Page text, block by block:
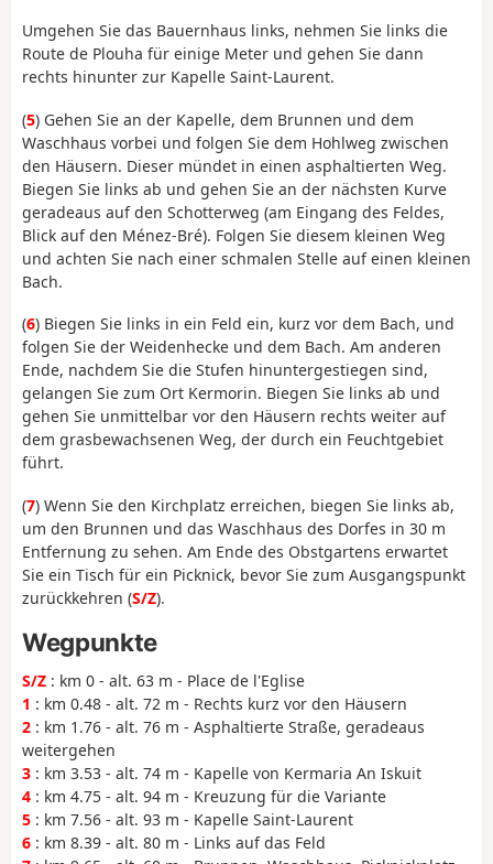
Umgehen Sie das Bauernhaus links, nehmen Sie links die
Route de Plouha für einige Meter und gehen Sie dann
rechts hinunter zur Kapelle Saint-Laurent.
(5) Gehen Sie an der Kapelle, dem Brunnen und dem
Waschhaus vorbei und folgen Sie dem Hohlweg zwischen
den Häusern. Dieser mündet in einen asphaltierten Weg.
Biegen Sie links ab und gehen Sie an der nächsten Kurve
geradeaus auf den Schotterweg (am Eingang des Feldes,
Blick auf den Ménez-Bré). Folgen Sie diesem kleinen Weg
und achten Sie nach einer schmalen Stelle auf einen kleinen
Bach.
(6) Biegen Sie links in ein Feld ein, kurz vor dem Bach, und
folgen Sie der Weidenhecke und dem Bach. Am anderen
Ende, nachdem Sie die Stufen hinuntergestiegen sind,
gelangen Sie zum Ort Kermorin. Biegen Sie links ab und
gehen Sie unmittelbar vor den Häusern rechts weiter auf
dem grasbewachsenen Weg, der durch ein Feuchtgebiet
führt.
(7) Wenn Sie den Kirchplatz erreichen, biegen Sie links ab,
um den Brunnen und das Waschhaus des Dorfes in 30 m
Entfernung zu sehen. Am Ende des Obstgartens erwartet
Sie ein Tisch für ein Picknick, bevor Sie zum Ausgangspunkt
zurückkehren (S/Z).
Wegpunkte
S/Z : km 0 - alt. 63 m - Place de l'Eglise
1 : km 0.48 - alt. 72 m - Rechts kurz vor den Häusern
2 : km 1.76 - alt. 76 m - Asphaltierte Straße, geradeaus
weitergehen
3 : km 3.53 - alt. 74 m - Kapelle von Kermaria An Iskuit
4 : km 4.75 - alt. 94 m - Kreuzung für die Variante
5 : km 7.56 - alt. 93 m - Kapelle Saint-Laurent
6 : km 8.39 - alt. 80 m - Links auf das Feld